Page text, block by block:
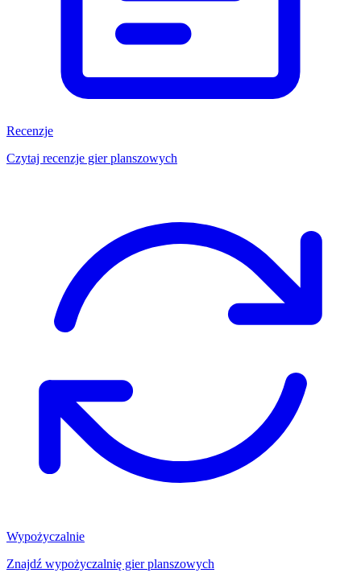
Recenzje
Czytaj recenzje gier planszowych
Wypożyczalnie
Znajdź wypożyczalnię gier planszowych